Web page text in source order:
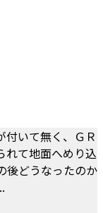
付いて無く、ＧＲ
れて地面へめり込
後どうなったのか